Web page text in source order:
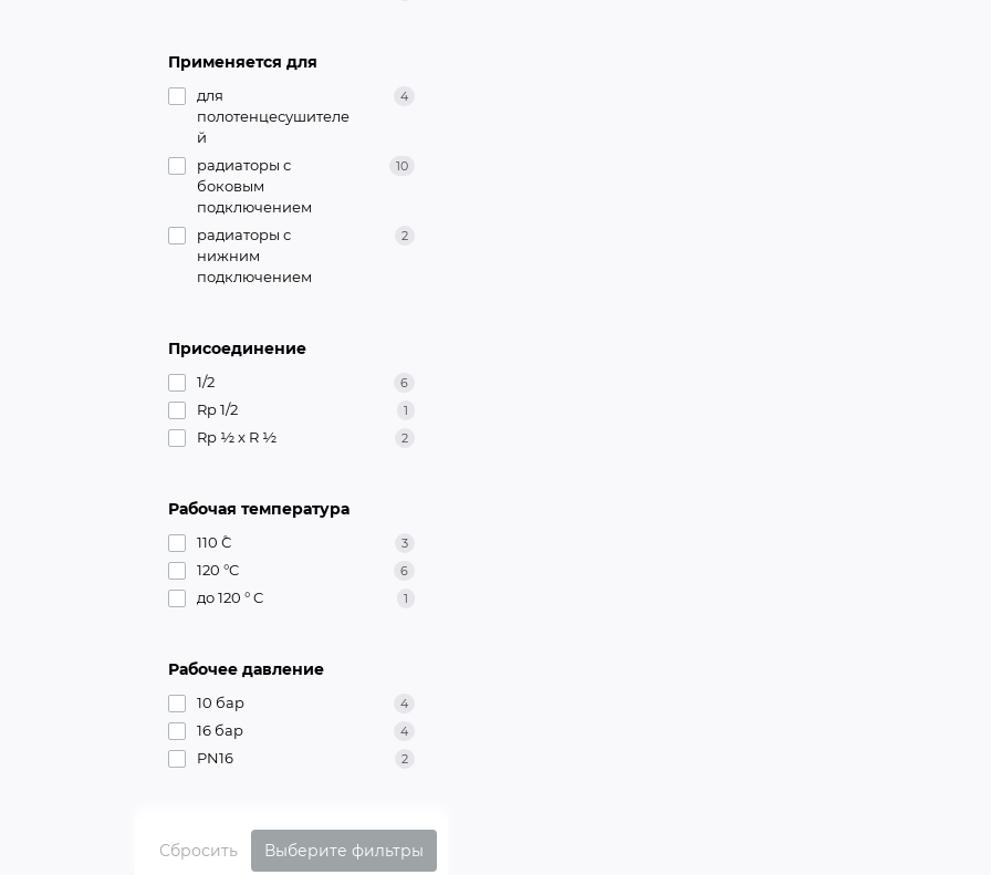
Применяется для
для
полотенцесушителе
й
4
радиаторы с
боковым
подключением
10
радиаторы с
нижним
подключением
2
Присоединение
1/2 6
Rp 1/2 1
Rp ½ x R ½ 2
Рабочая температура
110 ˚С 3
120 °C 6
до 120 ° C 1
Рабочее давление
10 бар 4
16 бар 4
PN16 2
Сбросить Выберите фильтры